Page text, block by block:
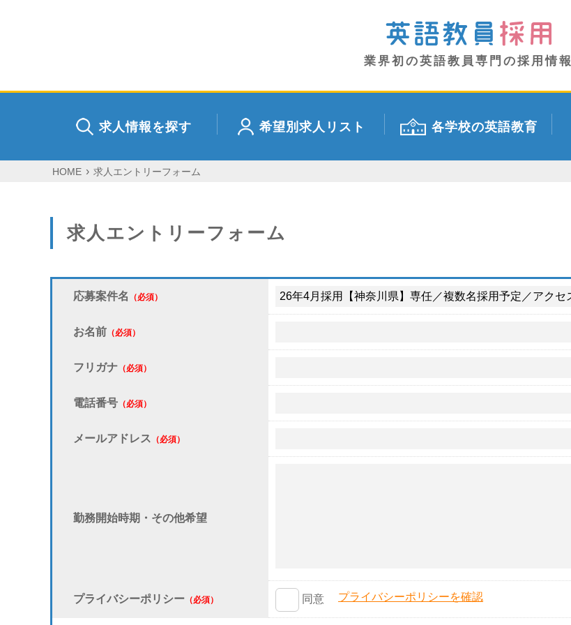
業界初の英語教員専門の採用情報
求人情報を探す 希望別求人リスト 各学校の英語教育
HOME 求人エントリーフォーム
求人エントリーフォーム
応募案件名 （必須）
お名前 （必須）
フリガナ （必須）
電話番号 （必須）
メールアドレス （必須）
勤務開始時期・その他希望
プライバシーポリシー （必須） 同意 プライバシーポリシーを確認